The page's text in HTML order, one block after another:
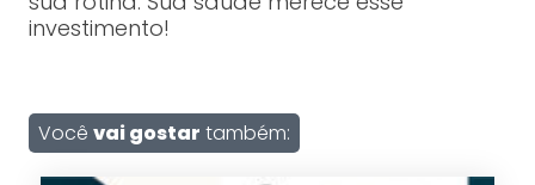
investimento!
Você vai gostar também: